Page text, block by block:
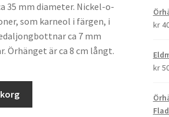
35 mm diameter. Nickel-o-
som karneol i färgen, i
ca 7 mm
Örhänget är ca 8 cm långt.
kr
kr